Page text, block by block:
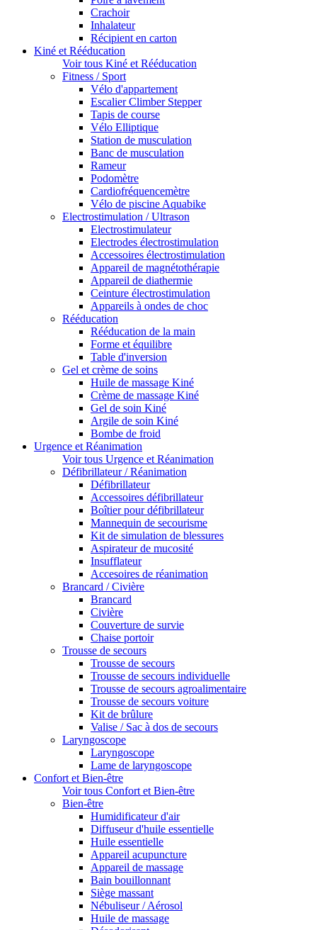
Crachoir
Inhalateur
Récipient en carton
Kiné et Rééducation
Voir tous Kiné et Rééducation
Fitness / Sport
Vélo d'appartement
Escalier Climber Stepper
Tapis de course
Vélo Elliptique
Station de musculation
Banc de musculation
Rameur
Podomètre
Cardiofréquencemètre
Vélo de piscine Aquabike
Electrostimulation / Ultrason
Electrostimulateur
Electrodes électrostimulation
Accessoires électrostimulation
Appareil de magnétothérapie
Appareil de diathermie
Ceinture électrostimulation
Appareils à ondes de choc
Rééducation
Rééducation de la main
Forme et équilibre
Table d'inversion
Gel et crème de soins
Huile de massage Kiné
Crème de massage Kiné
Gel de soin Kiné
Argile de soin Kiné
Bombe de froid
Urgence et Réanimation
Voir tous Urgence et Réanimation
Défibrillateur / Réanimation
Défibrillateur
Accessoires défibrillateur
Boîtier pour défibrillateur
Mannequin de secourisme
Kit de simulation de blessures
Aspirateur de mucosité
Insufflateur
Accesoires de réanimation
Brancard / Civière
Brancard
Civière
Couverture de survie
Chaise portoir
Trousse de secours
Trousse de secours
Trousse de secours individuelle
Trousse de secours agroalimentaire
Trousse de secours voiture
Kit de brûlure
Valise / Sac à dos de secours
Laryngoscope
Laryngoscope
Lame de laryngoscope
Confort et Bien-être
Voir tous Confort et Bien-être
Bien-être
Humidificateur d'air
Diffuseur d'huile essentielle
Huile essentielle
Appareil acupuncture
Appareil de massage
Bain bouillonnant
Siège massant
Nébuliseur / Aérosol
Huile de massage